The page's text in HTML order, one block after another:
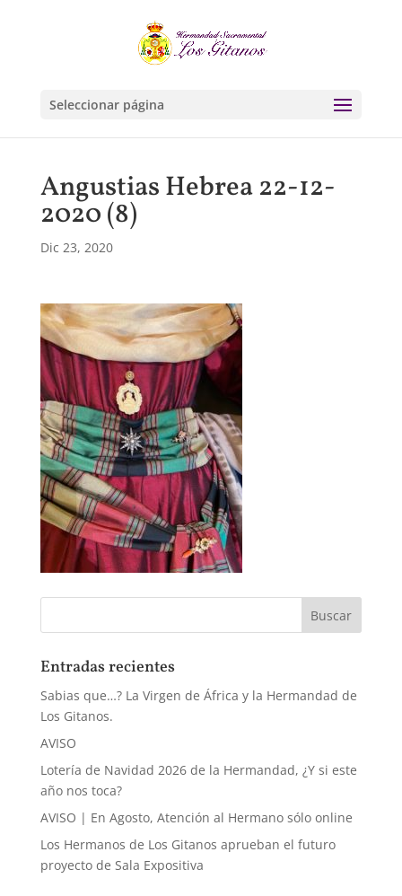
Seleccionar página
Angustias Hebrea 22-12-
2020 (8)
Dic 23, 2020
Entradas recientes
Sabias que…? La Virgen de África y la Hermandad de
Los Gitanos.
AVISO
Lotería de Navidad 2026 de la Hermandad, ¿Y si este
año nos toca?
AVISO | En Agosto, Atención al Hermano sólo online
Los Hermanos de Los Gitanos aprueban el futuro
proyecto de Sala Expositiva